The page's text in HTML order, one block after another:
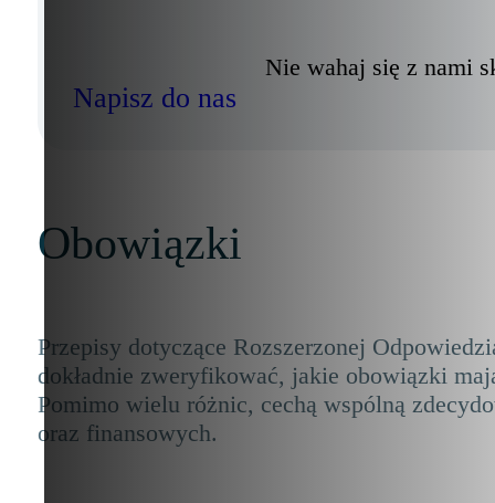
Nie wahaj się z nami
Napisz do nas
Obowiązki
Przepisy dotyczące Rozszerzonej
dokładnie zweryfikować, jakie obowiązki
Pomimo wielu różnic, cechą wspólną
oraz finansowych.